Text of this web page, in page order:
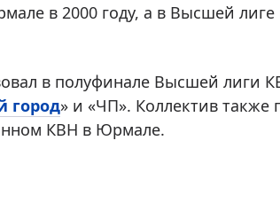
в 2000 году, а в Высшей
в полуфинале Высшей лиги
город» и «ЧП». Коллектив также
КВН в Юрмале.